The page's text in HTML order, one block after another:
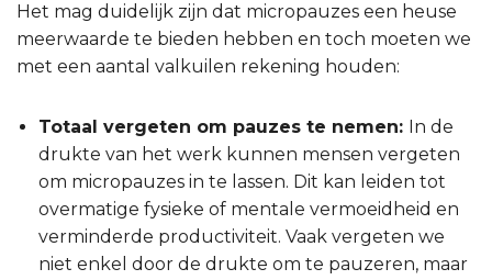
Het mag duidelijk zijn dat micropauzes een heuse
meerwaarde te bieden hebben en toch moeten we
met een aantal valkuilen rekening houden:
Totaal vergeten om pauzes te nemen: In de
drukte van het werk kunnen mensen vergeten
om micropauzes in te lassen. Dit kan leiden tot
overmatige fysieke of mentale vermoeidheid en
verminderde productiviteit. Vaak vergeten we
niet enkel door de drukte om te pauzeren, maar